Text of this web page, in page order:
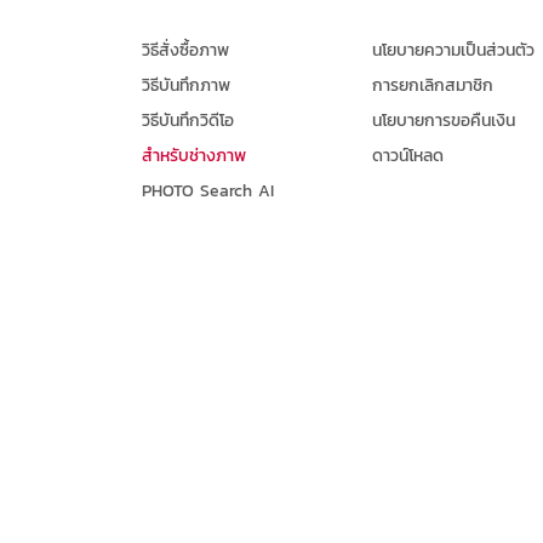
วิธีสั่งซื้อภาพ
วิธีบันทึกภาพ
วิธีบันทึกวิดีโอ
สำหรับช่างภาพ
PHOTO Search AI
นโยบายความเป็นส่วนตัว
การยกเลิกสมาชิก
นโยบายการขอคืนเงิน
ดาวน์โหลด